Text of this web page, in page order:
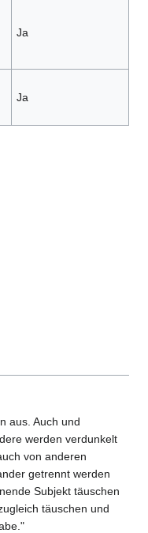
Ja
Ja
aus. Auch und
werden verdunkelt
von anderen
getrennt werden
Subjekt täuschen
täuschen und